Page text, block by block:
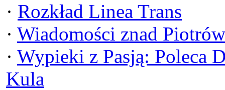
· Rozkład Linea Trans
· Wiadomości znad
· Wypieki z Pasją: Poleca
Kula